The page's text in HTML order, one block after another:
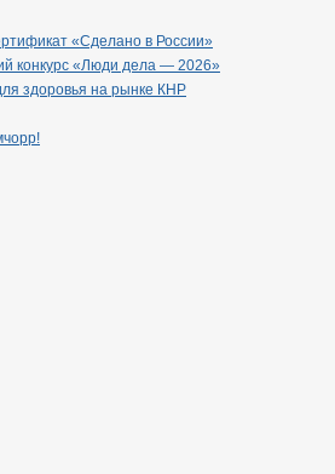
«Сделано в России»
конкурс «Люди дела — 2026»
здоровья на рынке КНР